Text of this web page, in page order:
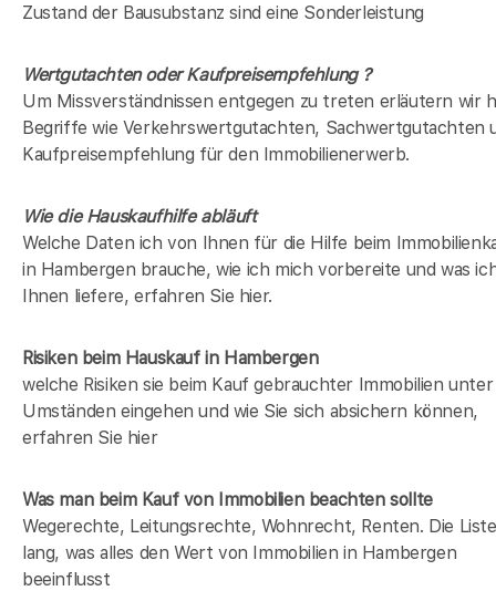
Zustand der Bausubstanz sind eine Sonderleistung
Wertgutachten oder Kaufpreisempfehlung ?
Um Missverständnissen entgegen zu treten erläutern wir
Begriffe wie Verkehrswertgutachten, Sachwertgutachten
Kaufpreisempfehlung für den Immobilienerwerb.
Wie die Hauskaufhilfe abläuft
Welche Daten ich von Ihnen für die Hilfe beim
in Hambergen brauche, wie ich mich vorbereite und was
Ihnen liefere, erfahren Sie hier.
Risiken beim Hauskaufin Hambergen
welche Risiken sie beim Kauf gebrauchter Immobilien unter
Umständen eingehen und wie Sie sich absichern können,
erfahren Sie hier
Was man beim Kauf von Immobilien beachten sollte
Wegerechte, Leitungsrechte, Wohnrecht, Renten. Die
lang, was alles den Wert von Immobilien in Hambergen
beeinflusst